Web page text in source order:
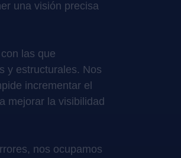
una visión precisa
las que
y estructurales. Nos
incrementar el
mejorar la visibilidad
nos ocupamos